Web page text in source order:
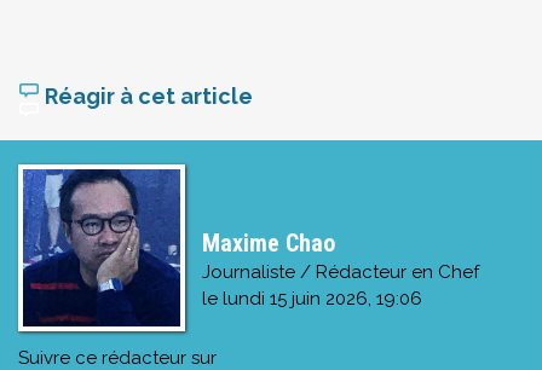
Réagir à cet article
Maxime Chao
Journaliste / Rédacteur en Chef
le lundi 15 juin 2026, 19:06
Suivre ce rédacteur sur